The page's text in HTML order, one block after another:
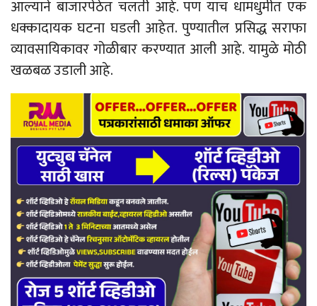
आल्याने बाजारपेठेत चलती आहे. पण याच धामधुमीत एक
धक्कादायक घटना घडली आहेत. पुण्यातील प्रसिद्ध सराफा
व्यावसायिकावर गोळीबार करण्यात आली आहे. यामुळे मोठी
खळबळ उडाली आहे.